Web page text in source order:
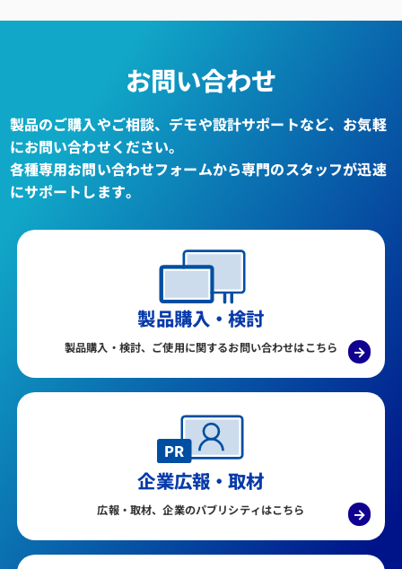
お問い合わせ
製品のご購入やご相談、デモや設計サポートなど、お気軽
にお問い合わせください。
各種専用お問い合わせフォームから専門のスタッフが迅速
にサポートします。
製品購入・検討
製品購入・検討、ご使用に関するお問い合わせはこちら →
企業広報・取材
広報・取材、企業のパブリシティはこちら →